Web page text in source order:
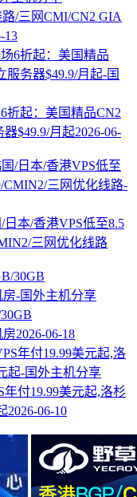
/三网CMI/CN2 GIA
13
折起：美国精品CN2
器$49.9/月起2026-06-
日本/香港VPS低至8.5
三网优化线路
房2026-06-18
付19.99美元起,洛杉
2026-06-10